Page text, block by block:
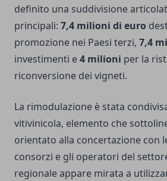
definito una suddivisione
principali: 7,4 milioni di euro
promozione nei Paesi terzi, 7,4
investimenti e4 milioni per la
riconversione dei vigneti.
La rimodulazione è stata
vitivinicola, elemento che
orientato alla concertazione con
consorzi e gli operatori del
regionale appare mirata a